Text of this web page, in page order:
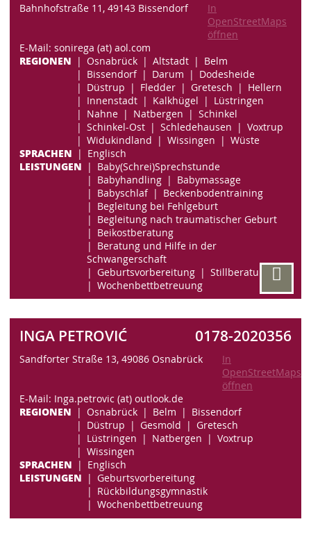
Bahnhofstraße 11, 49143 Bissendorf
In
OpenStreetMaps
öffnen
E-Mail: sonirega (at) aol.com
REGIONEN
Osnabrück Altstadt
Belm
Bissendorf
Darum
Dodesheide
Düstrup
Fledder Gretesch
Hellern
Innenstadt
Kalkhügel
Lüstringen
Nahne
Natbergen
Schinkel
Schinkel-Ost
Schledehausen
Voxtrup
Widukindland
Wissingen
Wüste
SPRACHEN
Englisch
LEISTUNGEN
Baby(Schrei)Sprechstunde
Babyhandling
Babymassage
Babyschlaf
Beckenbodentraining
Begleitung bei Fehlgeburt
Begleitung nach traumatischer Geburt
Beikostberatung
Beratung und Hilfe in der
Schwangerschaft
Geburtsvorbereitung
Stillberatung
Wochenbettbetreuung
INGA PETROVIĆ 0178-2020356
Sandforter Straße 13, 49086 Osnabrück
In
OpenStreetMaps
öffnen
E-Mail: Inga.petrovic (at) outlook.de
REGIONEN
Osnabrück Belm
Bissendorf
Düstrup
Gesmold
Gretesch
Lüstringen
Natbergen
Voxtrup
Wissingen
SPRACHEN
Englisch
LEISTUNGEN
Geburtsvorbereitung
Rückbildungsgymnastik
Wochenbettbetreuung